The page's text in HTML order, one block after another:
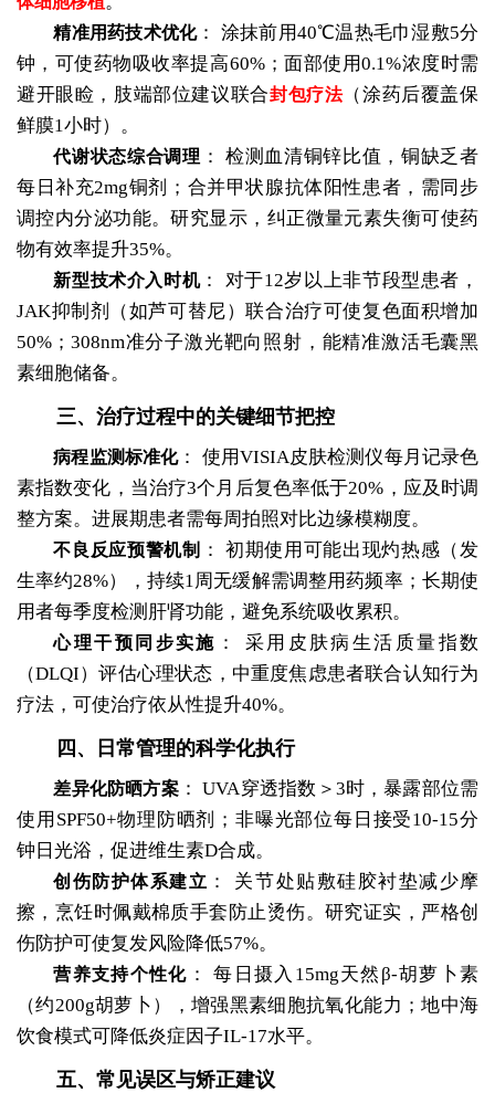
精准用药技术优化： 涂抹前用40℃温热毛巾湿敷5分
钟，可使药物吸收率提高60%；面部使用0.1%浓度时需
避开眼睑，肢端部位建议联合封包疗法（涂药后覆盖保
鲜膜1小时）。
代谢状态综合调理 ：检测血清铜锌比值，铜缺乏者
每日补充2mg铜剂；合并甲状腺抗体阳性患者，需同步
调控内分泌功能。研究显示，纠正微量元素失衡可使药
物有效率提升35%。
新型技术介入时机： 对于12岁以上非节段型患者，
JAK抑制剂（如芦可替尼）联合治疗可使复色面积增加
50%；308nm准分子激光靶向照射，能精准激活毛囊黑
素细胞储备。
三、治疗过程中的关键细节把控
病程监测标准化： 使用VISIA皮肤检测仪每月记录色
素指数变化，当治疗3个月后复色率低于20%，应及时调
整方案。进展期患者需每周拍照对比边缘模糊度。
不良反应预警机制 ：初期使用可能出现灼热感（发
生率约28%），持续1周无缓解需调整用药频率；长期使
用者每季度检测肝肾功能，避免系统吸收累积。
心理干预同步实施 ： 采用皮肤病生活质量指数
（DLQI）评估心理状态，中重度焦虑患者联合认知行为
疗法，可使治疗依从性提升40%。
四、日常管理的科学化执行
差异化防晒方案：UVA穿透指数＞3时，暴露部位需
使用SPF50+物理防晒剂；非曝光部位每日接受10-15分
钟日光浴，促进维生素D合成。
创伤防护体系建立 ： 关节处贴敷硅胶衬垫减少摩
擦，烹饪时佩戴棉质手套防止烫伤。研究证实，严格创
伤防护可使复发风险降低57%。
营养支持个性化 ：每日摄入15mg天然β-胡萝卜素
（约200g胡萝卜），增强黑素细胞抗氧化能力；地中海
饮食模式可降低炎症因子IL-17水平。
五、常见误区与矫正建议